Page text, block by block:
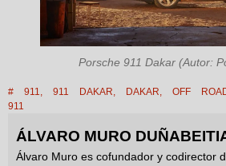
Porsche 911 Dakar (Autor:
# 911, 911 DAKAR, DAKAR, OFF
911
ÁLVARO MURO
Álvaro Muro es cofundador y codirector